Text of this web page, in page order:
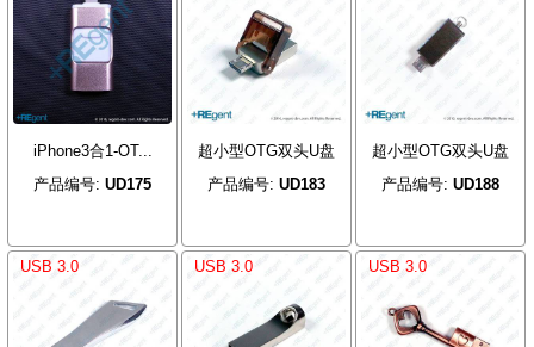
iPhone3合1-OT...
产品编号:UD175
超小型OTG双头U盘
产品编号: UD183
超小型OTG双头U盘
产品编号: UD188
USB 3.0 USB 3.0 USB 3.0